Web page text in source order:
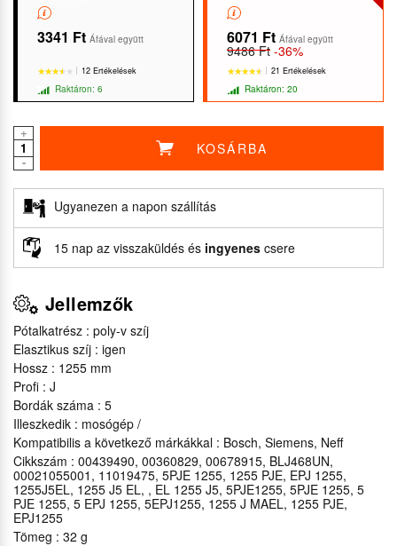
3341 Ft Áfával együtt
12 Ertékelések
Raktáron: 6
6071 Ft Áfával együtt
9486 Ft -36%
21 Ertékelések
Raktáron: 20
+
-
KOSÁRBA
Ugyanezen a napon szállítás
15 nap az visszaküldés és ingyenes csere
Jellemzők
Pótalkatrész : poly-v szíj
Elasztikus szíj : igen
Hossz : 1255 mm
Profi : J
Bordák száma : 5
Illeszkedik : mosógép /
Kompatibilis a következő márkákkal : Bosch, Siemens, Neff
Cikkszám : 00439490, 00360829, 00678915, BLJ468UN,
00021055001, 11019475, 5PJE 1255, 1255 PJE, EPJ 1255,
1255J5EL, 1255 J5 EL, , EL 1255 J5, 5PJE1255, 5PJE 1255, 5
PJE 1255, 5 EPJ 1255, 5EPJ1255, 1255 J MAEL, 1255 PJE,
EPJ1255
Tömeg : 32 g